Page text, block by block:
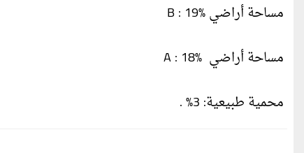
مساحة أراضي B : 19%
مساحة أراضي A : 18%
محمية طبيعية: 3% .